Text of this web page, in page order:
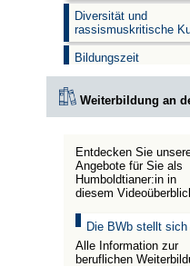
Diversität und
rassismuskritische
Bildungszeit
Weiterbildung an
Entdecken Sie
Angebote für Sie als
Humboldtianer:in in
diesem
Die BWb stellt sich
Alle Information zur
beruflichen